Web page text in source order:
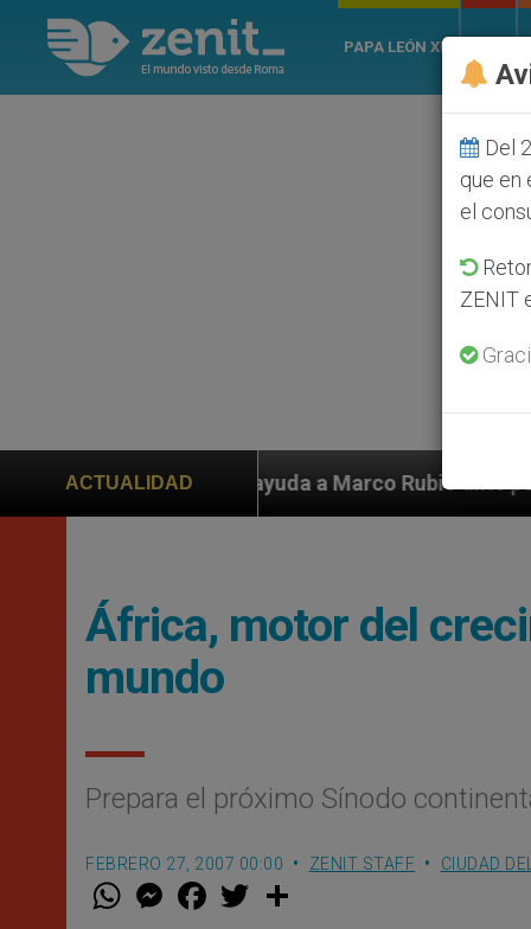
PAPA LEÓN XIV
ACTUALIDAD
ayuda a Marco Rubio ante persecución de
África, motor del
mundo
Prepara el próximo Sínodo
FEBRERO 27, 2007 00:00 ZENIT STAFF CIUDAD
W M
e
F
a w
Del
que en
el
ZENIT